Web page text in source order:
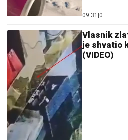
09:31 0
Vlasnik
je shvatio
(VIDEO)